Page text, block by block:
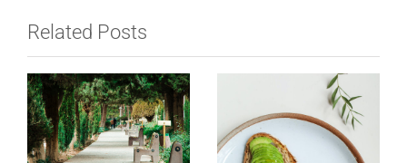
Related Posts